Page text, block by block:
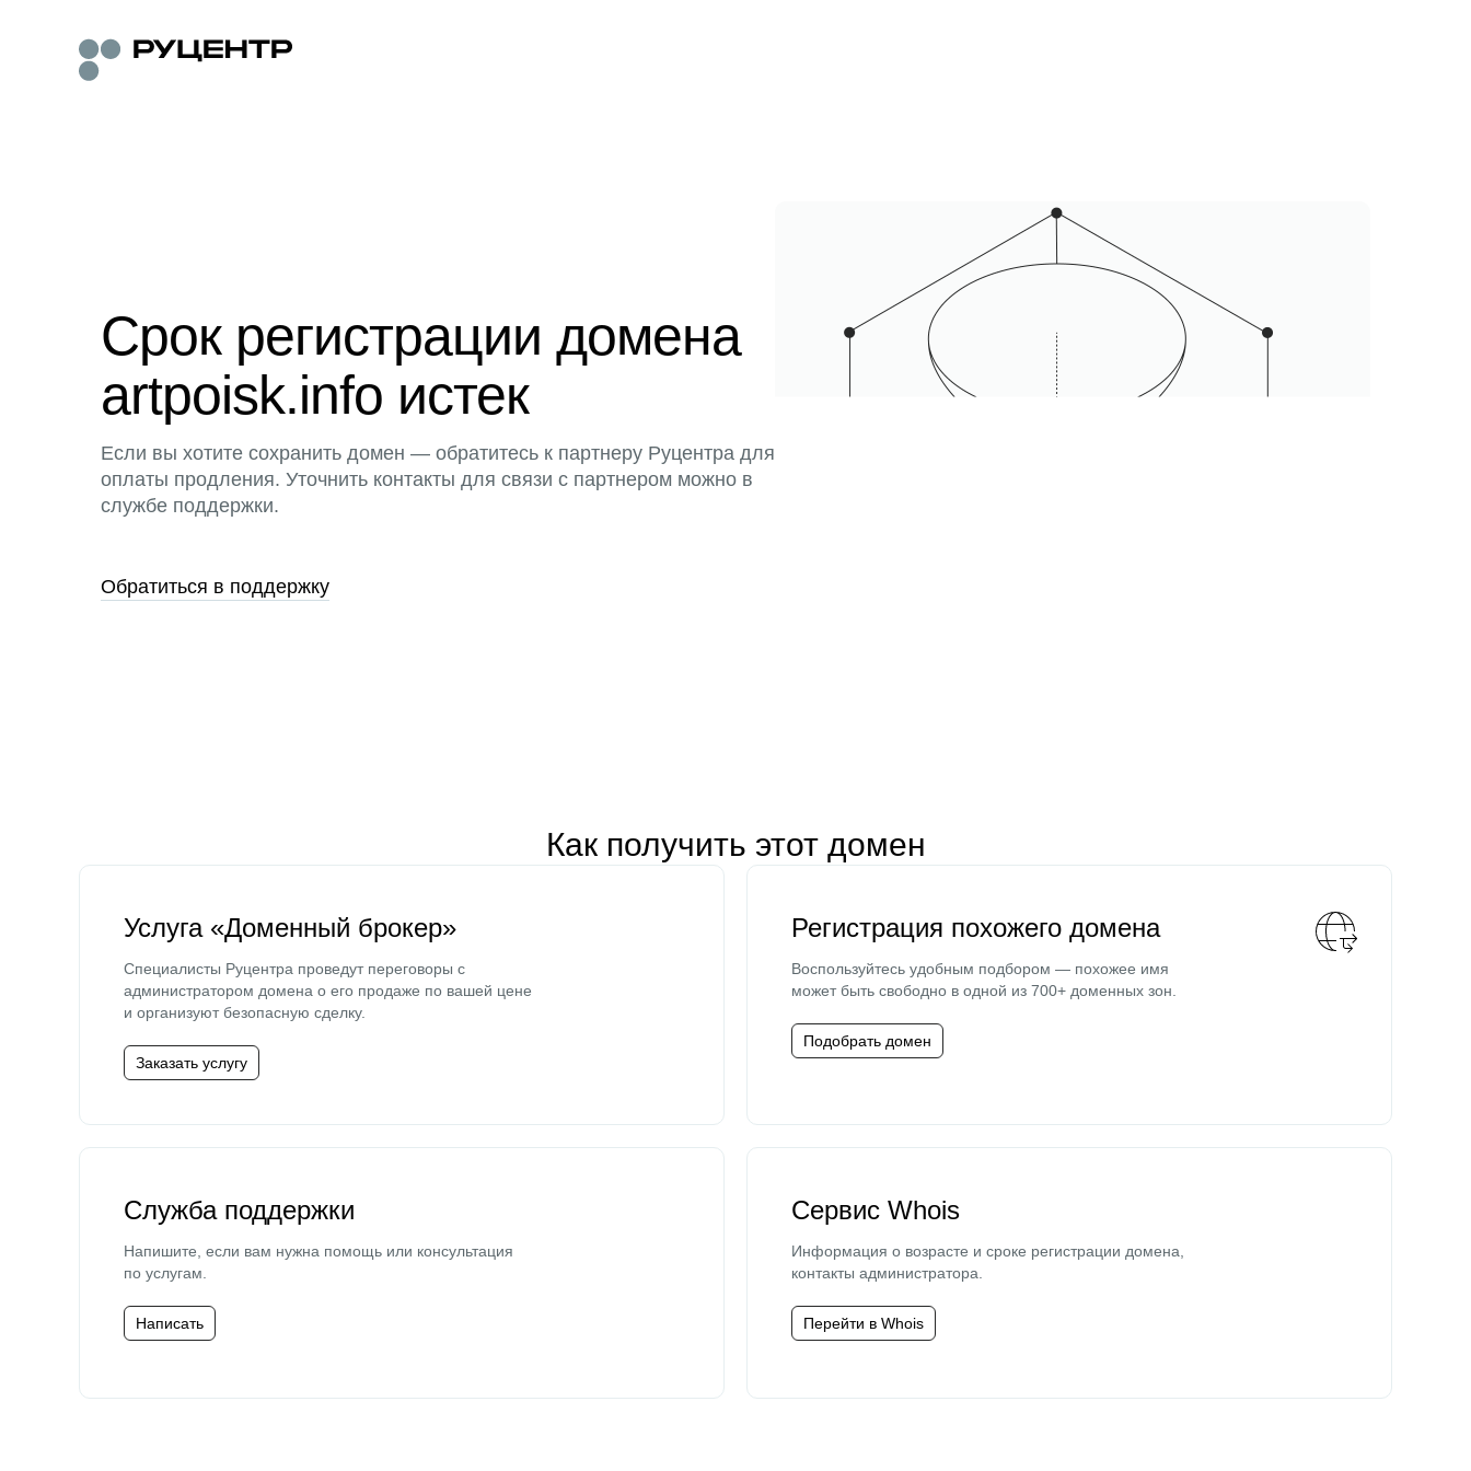
Срок регистрации домена
artpoisk.info истек
Если вы хотите сохранить домен — обратитесь к партнеру Руцентра для
оплаты продления. Уточнить контакты для связи с партнером можно в
службе поддержки.
Обратиться в поддержку
Как получить этот домен
Услуга «Доменный брокер»
Специалисты Руцентра проведут переговоры с
администратором домена о его продаже по вашей цене
и организуют безопасную сделку.
Заказать услугу
Регистрация похожего домена
Воспользуйтесь удобным подбором — похожее имя
может быть свободно в одной из 700+ доменных зон.
Подобрать домен
Служба поддержки
Напишите, если вам нужна помощь или консультация
по услугам.
Написать
Сервис Whois
Информация о возрасте и сроке регистрации домена,
контакты администратора.
Перейти в Whois